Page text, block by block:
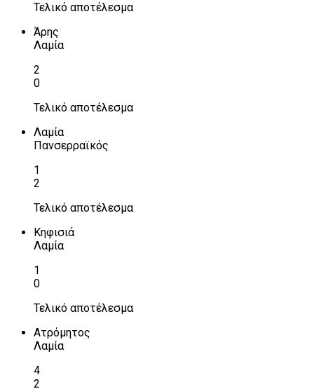
Τελικό αποτέλεσμα
Άρης
Λαμία
2
0
Τελικό αποτέλεσμα
Λαμία
Πανσερραϊκός
1
2
Τελικό αποτέλεσμα
Κηφισιά
Λαμία
1
0
Τελικό αποτέλεσμα
Ατρόμητος
Λαμία
4
2